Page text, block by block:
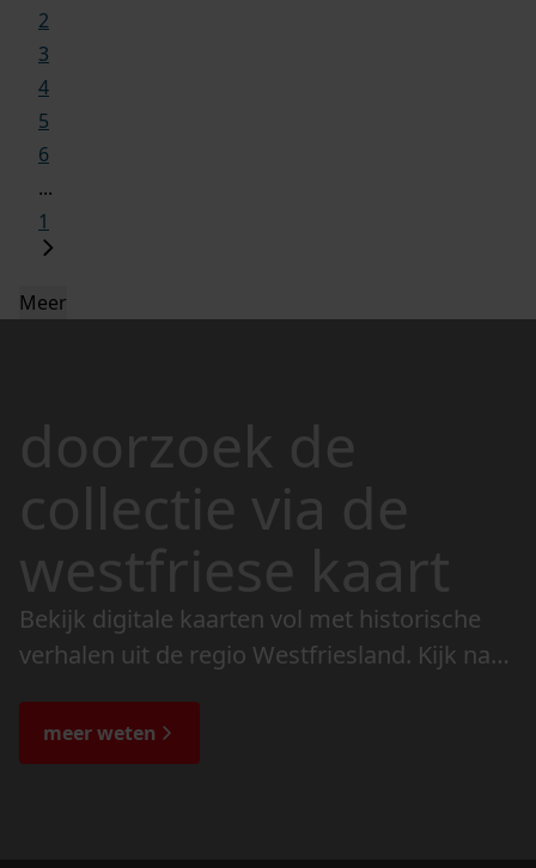
2
3
4
5
6
...
1
Meer
doorzoek de
collectie via de
westfriese kaart
Bekijk digitale kaarten vol met historische
verhalen uit de regio Westfriesland. Kijk naar
de bijzondere verhalen.
meer weten